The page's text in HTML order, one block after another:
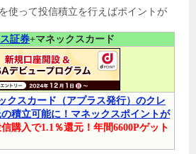
使って投信積立を行えばポイントが
証券+マネックスカード
クスカード（アプラス発行）のクレ
積立可能に！マネックスポイントが
購入で1.1％還元！年間6600Pゲット